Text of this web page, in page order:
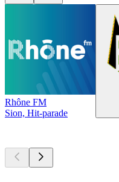
Rhône FM
Sion, Hit-parade